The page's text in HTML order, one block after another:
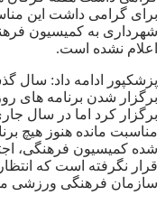
برای گرامی داشت این
شهرداری به کمیسیون
اعلام نشده است.
پزشکپور ادامه داد: سال
برگزار کرد اما در سال
مناسبت مانده هنوز هیچ
شده کمیسیون فرهنگی،
قرار نگرفته است که
سازمان فرهنگی ورزشی